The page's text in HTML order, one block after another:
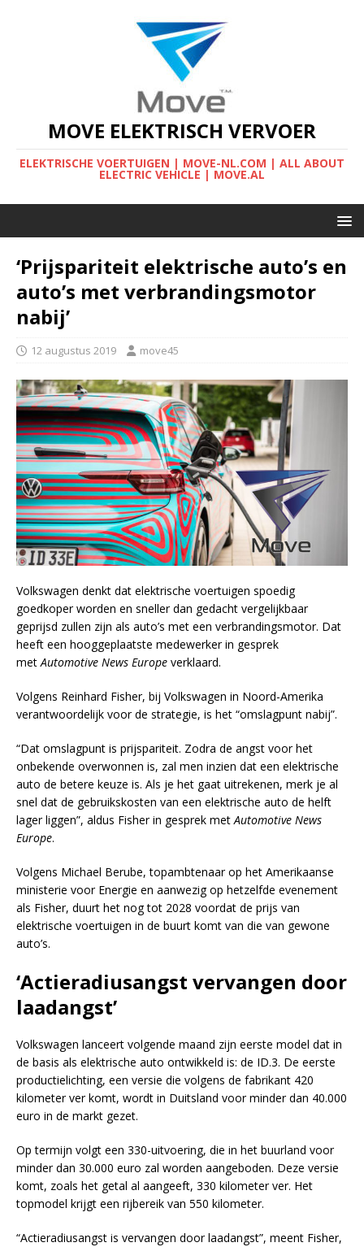
MOVE ELEKTRISCH VERVOER
ELEKTRISCHE VOERTUIGEN | MOVE-NL.COM | ALL ABOUT
ELECTRIC VEHICLE | MOVE.AL
‘Prijspariteit elektrische auto’s en
auto’s met verbrandingsmotor
nabij’
12 augustus 2019 move45
Volkswagen denkt dat elektrische voertuigen spoedig
goedkoper worden en sneller dan gedacht vergelijkbaar
geprijsd zullen zijn als auto’s met een verbrandingsmotor. Dat
heeft een hooggeplaatste medewerker in gesprek
metAutomotive News Europe verklaard.
Volgens Reinhard Fisher, bij Volkswagen in Noord-Amerika
verantwoordelijk voor de strategie, is het “omslagpunt nabij”.
“Dat omslagpunt is prijspariteit. Zodra de angst voor het
onbekende overwonnen is, zal men inzien dat een elektrische
auto de betere keuze is. Als je het gaat uitrekenen, merk je al
snel dat de gebruikskosten van een elektrische auto de helft
lager liggen”, aldus Fisher in gesprek metAutomotive News
Europe.
Volgens Michael Berube, topambtenaar op het Amerikaanse
ministerie voor Energie en aanwezig op hetzelfde evenement
als Fisher, duurt het nog tot 2028 voordat de prijs van
elektrische voertuigen in de buurt komt van die van gewone
auto’s.
‘Actieradiusangst vervangen door
laadangst’
Volkswagen lanceert volgende maand zijn eerste model dat in
de basis als elektrische auto ontwikkeld is: de ID.3. De eerste
productielichting, een versie die volgens de fabrikant 420
kilometer ver komt, wordt in Duitsland voor minder dan 40.000
euro in de markt gezet.
Op termijn volgt een 330-uitvoering, die in het buurland voor
minder dan 30.000 euro zal worden aangeboden. Deze versie
komt, zoals het getal al aangeeft, 330 kilometer ver. Het
topmodel krijgt een rijbereik van 550 kilometer.
“Actieradiusangst is vervangen door laadangst”, meent Fisher,